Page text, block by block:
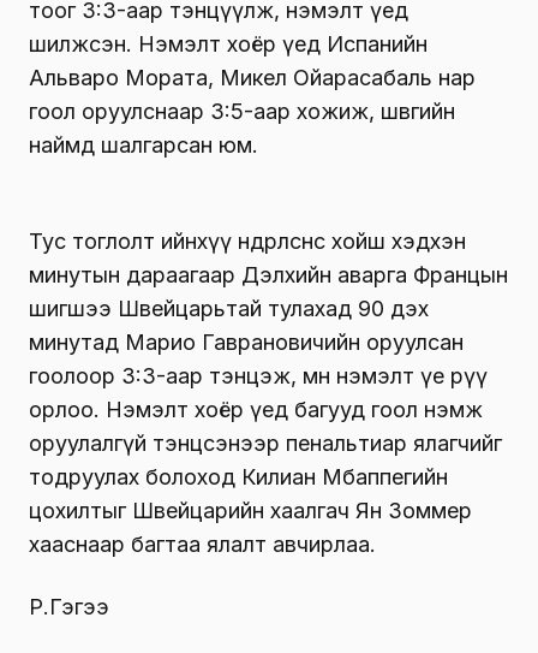
тоог 3:3-аар тэнцүүлж, нэмэлт үед
шилжсэн. Нэмэлт хоёр үед Испанийн
Альваро Мората, Микел Ойарасабаль нар
гоол оруулснаар 3:5-аар хожиж, шөвгийн
наймд шалгарсан юм.
Тус тоглолт ийнхүү өндөрлөснөөс хойш хэдхэн
минутын дараагаар Дэлхийн аварга Францын
шигшээ Швейцарьтай тулахад 90 дэх
минутад Марио Гаврановичийн оруулсан
гоолоор 3:3-аар тэнцэж, мөн нэмэлт үе рүү
орлоо. Нэмэлт хоёр үед багууд гоол нэмж
оруулалгүй тэнцсэнээр пенальтиар ялагчийг
тодруулах болоход Килиан Мбаппегийн
цохилтыг Швейцарийн хаалгач Ян Зоммер
хааснаар багтаа ялалт авчирлаа.
Р.Гэгээ